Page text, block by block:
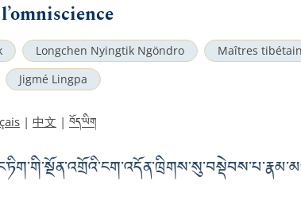
Longchen Nyingtik Ngöndro
Maîtres
Jigmé Lingpa
| 中文 | བོད་ཡིག